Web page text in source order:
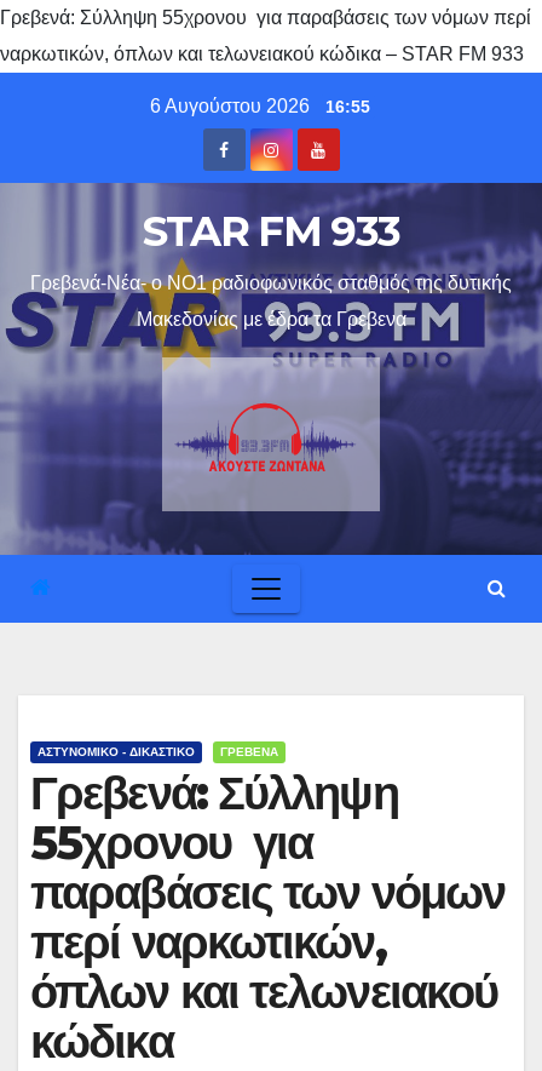
Γρεβενά: Σύλληψη 55χρονου για παραβάσεις των νόμων περί
ναρκωτικών, όπλων και τελωνειακού κώδικα – STAR FM 933
6 Αυγούστου 2026 16:55
STAR FM 933
Γρεβενά-Νέα- ο ΝΟ1 ραδιοφωνικός σταθμός της δυτικής
Μακεδονίας με έδρα τα Γρεβενα
ΑΣΤΥΝΟΜΙΚΟ - ΔΙΚΑΣΤΙΚΟ ΓΡΕΒΕΝΑ
Γρεβενά: Σύλληψη
55χρονου για
παραβάσεις των νόμων
περί ναρκωτικών,
όπλων και τελωνειακού
κώδικα